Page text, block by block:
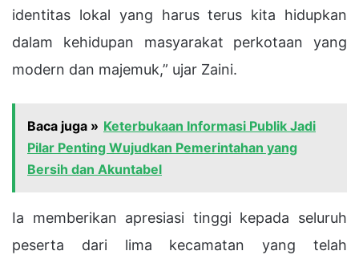
identitas lokal yang harus terus kita hidupkan
dalam kehidupan masyarakat perkotaan yang
modern dan majemuk,” ujar Zaini.
Baca juga » Keterbukaan Informasi Publik Jadi
Pilar Penting Wujudkan Pemerintahan yang
Bersih dan Akuntabel
Ia memberikan apresiasi tinggi kepada seluruh
peserta dari lima kecamatan yang telah